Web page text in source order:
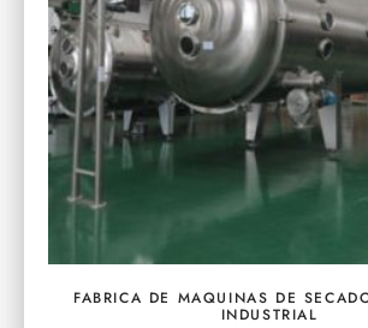
FABRICA DE MAQUINAS DE
INDUSTRIAL